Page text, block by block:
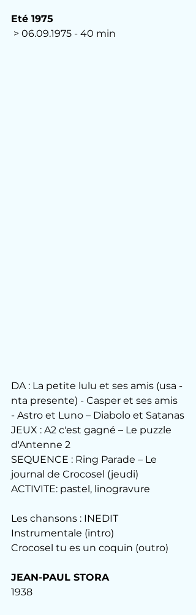
Eté 1975
> 06.09.1975 - 40 min
DA : La petite lulu et ses amis (usa -
nta presente) - Casper et ses amis
- Astro et Luno – Diabolo et Satanas
JEUX : A2 c'est gagné – Le puzzle
d'Antenne 2
SEQUENCE : Ring Parade – Le
journal de Crocosel (jeudi)
ACTIVITE: pastel, linogravure
Les chansons : INEDIT
Instrumentale (intro)
Crocosel tu es un coquin (outro)
JEAN-PAUL STORA
1938